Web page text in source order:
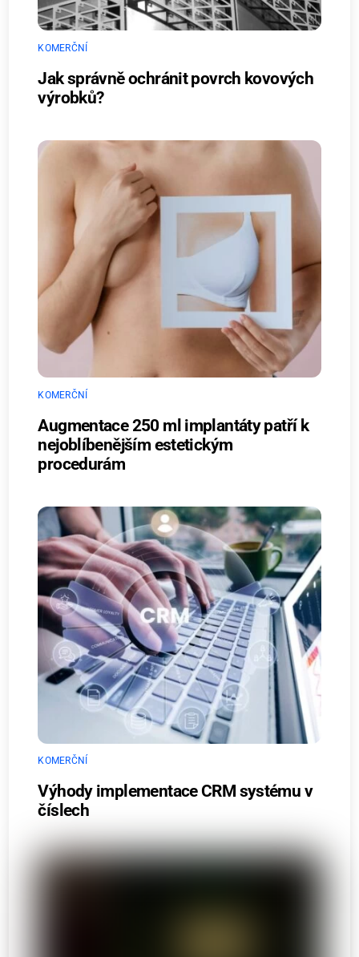
KOMERČNÍ
Jak správně ochránit povrch kovových
výrobků?
KOMERČNÍ
Augmentace 250 ml implantáty patří k
nejoblíbenějším estetickým
procedurám
KOMERČNÍ
Výhody implementace CRM systému v
číslech